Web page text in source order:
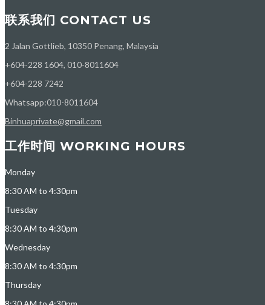
联系我们 CONTACT US
2 Jalan Gottlieb, 10350 Penang, Malaysia
+604-228 1604, 010-8011604
+604-228 7242
Whatsapp:010-8011604
Binhuaprivate@gmail.com
工作时间 WORKING HOURS
Monday
8:30 AM to 4:30pm
Tuesday
8:30 AM to 4:30pm
Wednesday
8:30 AM to 4:30pm
Thursday